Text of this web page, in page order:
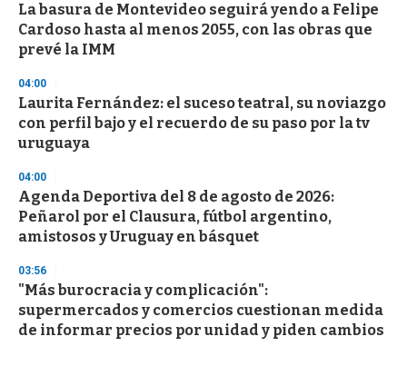
La basura de Montevideo seguirá yendo a Felipe
Cardoso hasta al menos 2055, con las obras que
prevé la IMM
04:00
Laurita Fernández: el suceso teatral, su noviazgo
con perfil bajo y el recuerdo de su paso por la tv
uruguaya
04:00
Agenda Deportiva del 8 de agosto de 2026:
Peñarol por el Clausura, fútbol argentino,
amistosos y Uruguay en básquet
03:56
"Más burocracia y complicación":
supermercados y comercios cuestionan medida
de informar precios por unidad y piden cambios